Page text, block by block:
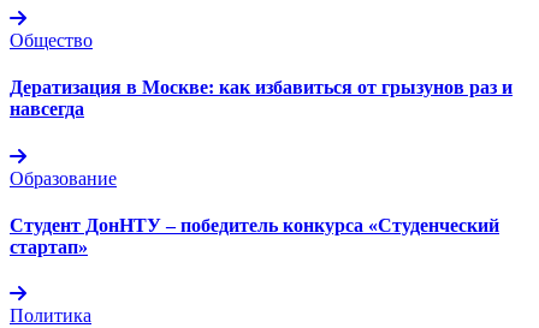
Общество
Дератизация в Москве: как избавиться от грызунов раз и
навсегда
Образование
Студент ДонНТУ – победитель конкурса «Студенческий
стартап»
Политика